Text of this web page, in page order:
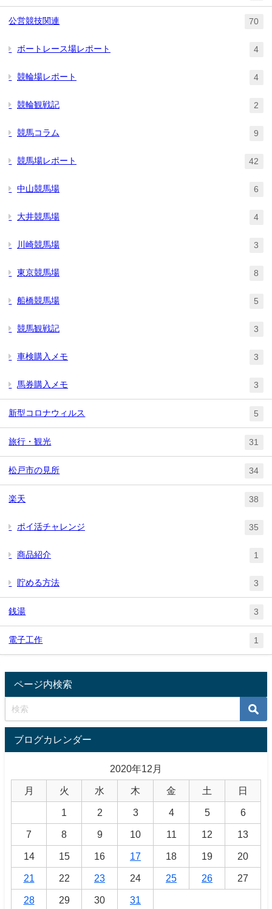
公営競技関連 70
ボートレース場レポート 4
競輪場レポート 4
競輪観戦記 2
競馬コラム 9
競馬場レポート 42
中山競馬場 6
大井競馬場 4
川崎競馬場 3
東京競馬場 8
船橋競馬場 5
競馬観戦記 3
車検購入メモ 3
馬券購入メモ 3
新型コロナウィルス 5
旅行・観光 31
松戸市の見所 34
楽天 38
ポイ活チャレンジ 35
商品紹介 1
貯める方法 3
銭湯 3
電子工作 1
ページ内検索
ブログカレンダー
2020年12月
月 火 水 木 金 土 日
1 2 3 4 5 6
7 8 9 10 11 12 13
14 15 16 17 18 19 20
21 22 23 24 25 26 27
28 29 30
31